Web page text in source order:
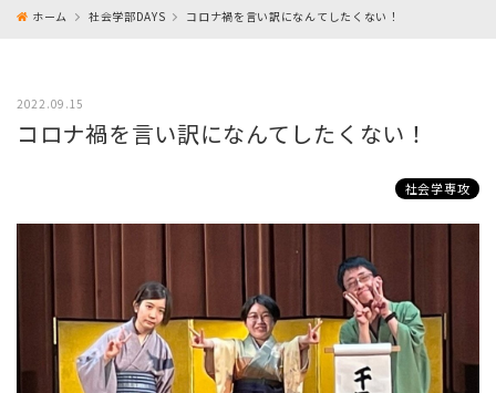
ホーム 社会学部DAYS コロナ禍を言い訳になんてしたくない！
2022.09.15
コロナ禍を言い訳になんてしたくない！
社会学専攻